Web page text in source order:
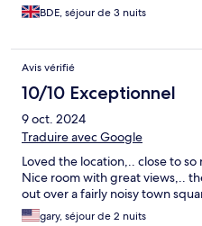
BDE, séjour de 3 nuits
Avis vérifié
10/10 Exceptionnel
9 oct. 2024
Traduire avec Google
Loved the location,.. close to
Nice room with great views,..
out over a fairly noisy town
gary, séjour de 2 nuits